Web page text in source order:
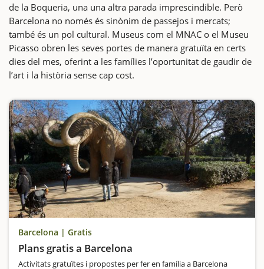
de la Boqueria, una una altra parada imprescindible. Però
Barcelona no només és sinònim de passejos i mercats;
també és un pol cultural. Museus com el MNAC o el Museu
Picasso obren les seves portes de manera gratuïta en certs
dies del mes, oferint a les famílies l’oportunitat de gaudir de
l’art i la història sense cap cost.
Barcelona | Gratis
Plans gratis a Barcelona
Activitats gratuïtes i propostes per fer en família a Barcelona